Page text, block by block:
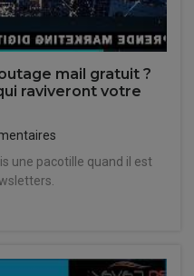
mail gratuit ?
raviveront votre
une pacotille quand il est